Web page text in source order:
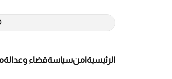
الرئيسيةامنسياسةقضاء وعدالة